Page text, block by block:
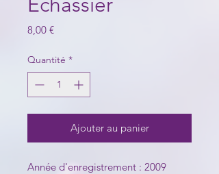
8,00 €Prix
Quantité *
Ajouter au panier
Année d'enregistrement : 2009